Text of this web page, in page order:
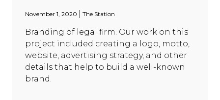
November 1, 2020 The Station
Branding of legal firm. Our work on this
project included creating a logo, motto,
website, advertising strategy, and other
details that help to build a well-known
brand.